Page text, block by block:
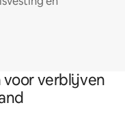
voor verblijven